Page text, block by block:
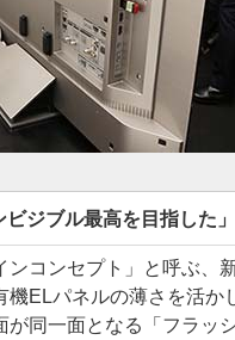
ジブル最高を目指した」
コンセプト」と呼ぶ、
機ELパネルの薄さを活か
が同一面となる「フラッ